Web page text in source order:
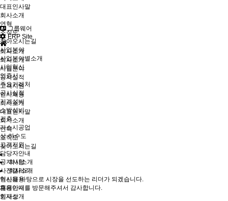
대표인사말
회사소개
연혁
조직도
찾아오시는길
사업분야
사업분야별소개
사업혁신
인증서
주요거래처
공사실적
기계설비
소방설비
건축
가스시공업
상·하수도
고객지원
담당자안내
공지사항
사진갤러리
인사채용
채용안내
인재상
그룹웨어
ERP Site
회사소개
회사소개
사업분야
공사실적
고객지원
인사채용
회사소개
대표인사말
회사소개
연혁
조직도
찾아오시는길
회사소개
회사소개
혁신을 바탕으로 시장을 선도하는 리더가 되겠습니다.
홈페이지를 방문해주셔서 감사합니다.
회사소개